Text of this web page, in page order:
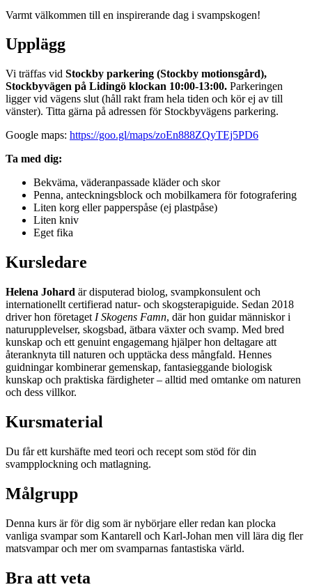
Varmt välkommen till en inspirerande dag i svampskogen!
Upplägg
Vi träffas vid Stockby parkering (Stockby motionsgård),
Stockbyvägen på Lidingö klockan 10:00-13:00. Parkeringen
ligger vid vägens slut (håll rakt fram hela tiden och kör ej av till
vänster). Titta gärna på adressen för Stockbyvägens parkering.
Google maps: https://goo.gl/maps/zoEn888ZQyTEj5PD6
Ta med dig:
Bekväma, väderanpassade kläder och skor
Penna, anteckningsblock och mobilkamera för fotografering
Liten korg eller papperspåse (ej plastpåse)
Liten kniv
Eget fika
Kursledare
Helena Johard är disputerad biolog, svampkonsulent och
internationellt certifierad natur- och skogsterapiguide. Sedan 2018
driver hon företaget I Skogens Famn, där hon guidar människor i
naturupplevelser, skogsbad, ätbara växter och svamp. Med bred
kunskap och ett genuint engagemang hjälper hon deltagare att
återanknyta till naturen och upptäcka dess mångfald. Hennes
guidningar kombinerar gemenskap, fantasieggande biologisk
kunskap och praktiska färdigheter – alltid med omtanke om naturen
och dess villkor.
Kursmaterial
Du får ett kurshäfte med teori och recept som stöd för din
svampplockning och matlagning.
Målgrupp
Denna kurs är för dig som är nybörjare eller redan kan plocka
vanliga svampar som Kantarell och Karl-Johan men vill lära dig fler
matsvampar och mer om svamparnas fantastiska värld.
Bra att veta